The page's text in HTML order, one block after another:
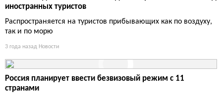
иностранных туристов
Распространяется на туристов прибывающих как по воздуху,
так и по морю
3 года назад Новости
Россия планирует ввести безвизовый режим с 11
странами